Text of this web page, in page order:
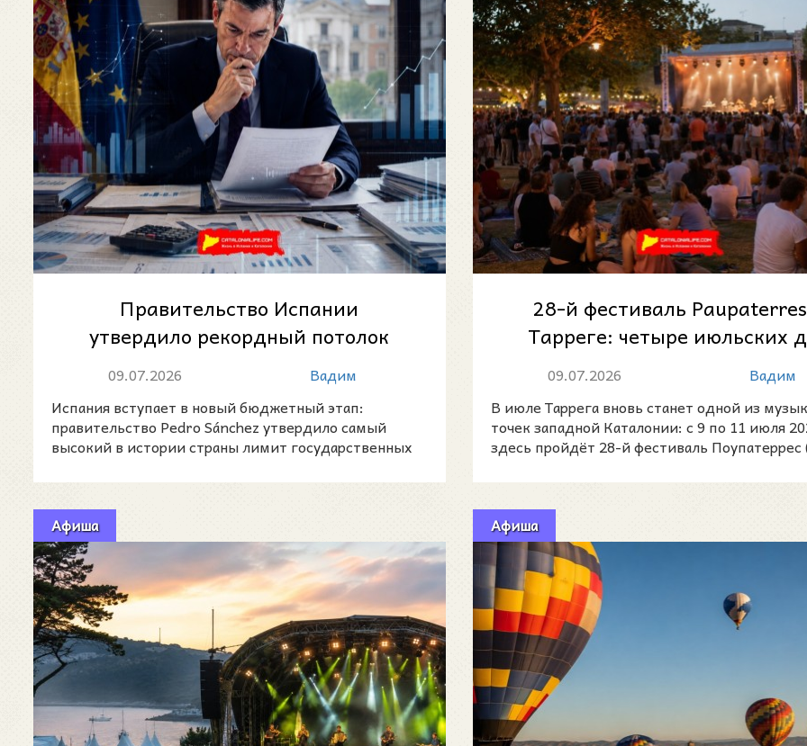
Правительство Испании
утвердило рекордный потолок
расходов на 2027 год
09.07.2026
Вадим
Испания вступает в новый бюджетный этап:
правительство Pedro Sánchez утвердило самый
высокий в истории страны лимит государственных
28-й фестиваль
Тарреге: четыре июльских
музыки, гастрономии и
09.07.2026
Вадим
В июле Таррега вновь станет одной из
точек западной Каталонии: с 9 по 11 июля
здесь пройдёт 28-й фестиваль Поупатеррес
Афиша Афиша